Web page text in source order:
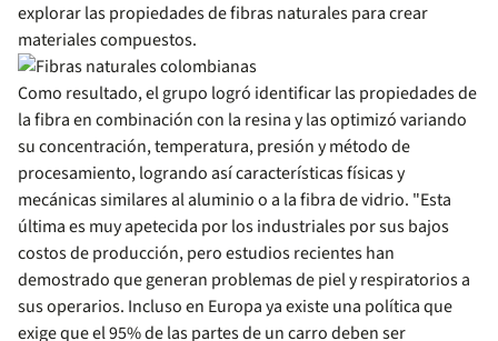
explorar las propiedades de fibras naturales para crear
materiales compuestos.
Como resultado, el grupo logró identificar las propiedades de
la fibra en combinación con la resina y las optimizó​ variando
su concentración, temperatura, presión y método de
procesamiento, logrando así características físicas y
mecánicas similares al aluminio o a la fibra de vidrio. "Esta
última es muy apetecida por los industriales por sus bajos
costos de producción, pero estudios recientes han
demostrado que generan problemas de piel y respiratorios a
sus operarios. Incluso en Europa ya existe una política que
exige que el 95% de las partes de un carro deben ser